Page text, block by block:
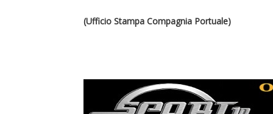
(Ufficio Stampa Compagnia Portuale)